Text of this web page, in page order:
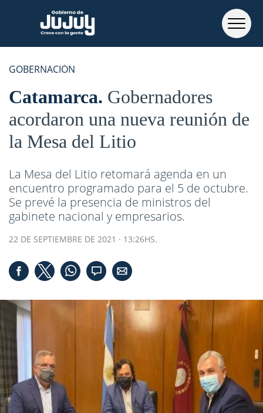
GOBERNACIÓN
Catamarca Gobernadores
acordaron una nueva reunión de
la Mesa del Litio
La Mesa del Litio retomará agenda en un
encuentro programado para el 5 de octubre.
Se prevé la presencia de ministros del
gabinete nacional y empresarios.
22 DE SEPTIEMBRE DE 2021 · 13:26HS.